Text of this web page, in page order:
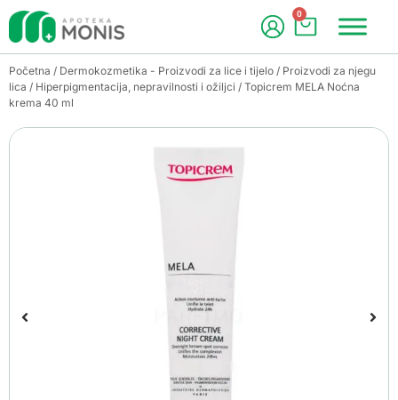
0
Početna / Dermokozmetika - Proizvodi za lice i tijelo / Proizvodi za njegu
lica / Hiperpigmentacija, nepravilnosti i ožiljci / Topicrem MELA Noćna
krema 40 ml